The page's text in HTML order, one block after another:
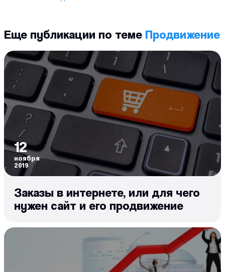
Еще публикации по теме Продвижение
12
ноября
2019
Заказы в интернете, или для чего
нужен сайт и его продвижение